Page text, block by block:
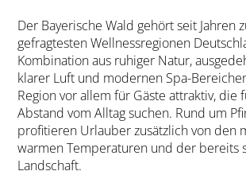
Der Bayerische Wald gehört seit Jahren
gefragtesten Wellnessregionen
Kombination aus ruhiger Natur,
klarer Luft und modernen Spa-
Region vor allem für Gäste attraktiv, die
Abstand vom Alltag suchen. Rund um
profitieren Urlauber zusätzlich von den
warmen Temperaturen und der bereits
Landschaft.